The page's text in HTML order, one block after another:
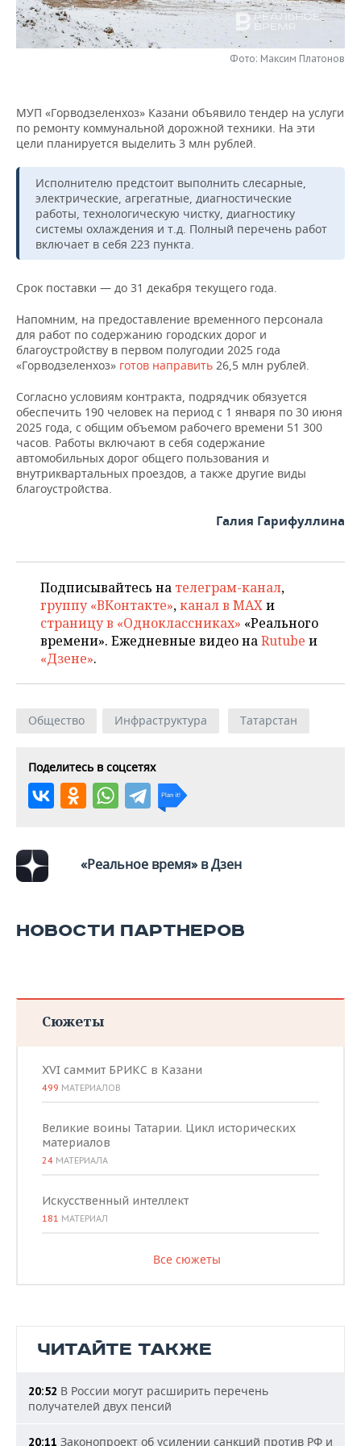
НЕФТЕХИМИЯ
НЕФТЬ
ЭНЕРГЕТИКА
РОЗНИЧНАЯ ТОРГОВЛЯ
НОВОСТИ ТЕХНОЛОГИЙ
ТЕЛЕКОММУНИКАЦИИ
МЕРОПРИЯТИЯ
БИЗНЕС-БРАНЧИ
ONLINE-КОНФЕРЕНЦИИ
ОТКРЫТАЯ ЛЕКЦИЯ
ФУТБОЛ
ХОККЕЙ
БАСКЕТБОЛ
ВОЛЕЙБОЛ
КИБЕРСПОРТ
ФИГУРНОЕ КАТАНИЕ
ВОДНЫЕ ВИДЫ СПОРТА
ХОККЕЙ С МЯЧОМ
ОБЩЕСТВО
НОВОСТИ ОБЩЕСТВА
ВЛАСТЬ
ИНФРАСТРУКТУРА
ИСТОРИЯ
КУЛЬТУРА
МЕДИЦИНА
ОБРАЗОВАНИЕ
ПРОИСШЕСТВИЯ
ФОТОГАЛЕРЕЯ
СЮЖЕТЫ
СПРАВОЧНИК
СПИСОК ПЕРСОН
СПИСОК КОМПАНИЙ
ПОЛНАЯ ВЕРСИЯ
Фото: Максим Платонов
МУП «Горводзеленхоз» Казани объявило тендер на услуги
по ремонту коммунальной дорожной техники. На эти
цели планируется выделить 3 млн рублей.
Исполнителю предстоит выполнить слесарные,
электрические, агрегатные, диагностические
работы, технологическую чистку, диагностику
системы охлаждения и т.д. Полный перечень работ
включает в себя 223 пункта.
Срок поставки — до 31 декабря текущего года.
Напомним, на предоставление временного персонала
для работ по содержанию городских дорог и
благоустройству в первом полугодии 2025 года
«Горводзеленхоз» готов направить 26,5 млн рублей.
Согласно условиям контракта, подрядчик обязуется
обеспечить 190 человек на период с 1 января по 30 июня
2025 года, с общим объемом рабочего времени 51 300
часов. Работы включают в себя содержание
автомобильных дорог общего пользования и
внутриквартальных проездов, а также другие виды
благоустройства.
Галия Гарифуллина
Подписывайтесь на телеграм-канал,
группу «ВКонтакте»,канал в MAXи
страницу в «Одноклассниках» «Реального
времени». Ежедневные видео наRutube и
«Дзене».
Общество Инфраструктура Татарстан
Поделитесь в соцсетях
«Реальное время» в Дзен
НОВОСТИ ПАРТНЕРОВ
Сюжеты
XVI саммит БРИКС в Казани
499 МАТЕРИАЛОВ
Великие воины Татарии. Цикл исторических
материалов
24 МАТЕРИАЛА
Искусственный интеллект
181 МАТЕРИАЛ
Все сюжеты
ЧИТАЙТЕ ТАКЖЕ
20:52 В России могут расширить перечень
получателей двух пенсий
20:11 Законопроект об усилении санкций против РФ и